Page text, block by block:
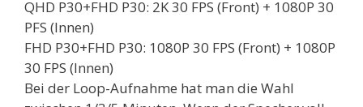
QHD P30+FHD P30: 2K 30 FPS (Front) + 1080P 30
PFS (Innen)
FHD P30+FHD P30: 1080P 30 FPS (Front) + 1080P
30 FPS (Innen)
Bei der Loop-Aufnahme hat man die Wahl